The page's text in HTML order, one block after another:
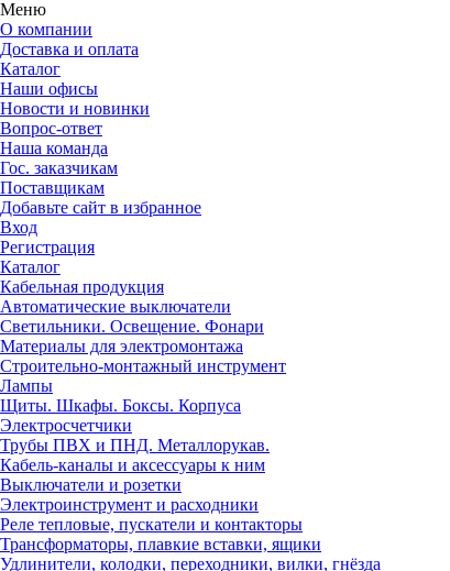
Меню
О компании
Доставка и оплата
Каталог
Наши офисы
Новости и новинки
Вопрос-ответ
Наша команда
Гос. заказчикам
Поставщикам
Добавьте сайт в избранное
Вход
Регистрация
Каталог
Кабельная продукция
Автоматические выключатели
Светильники. Освещение. Фонари
Материалы для электромонтажа
Строительно-монтажный инструмент
Лампы
Щиты. Шкафы. Боксы. Корпуса
Электросчетчики
Трубы ПВХ и ПНД. Металлорукав.
Кабель-каналы и аксессуары к ним
Выключатели и розетки
Электроинструмент и расходники
Реле тепловые, пускатели и контакторы
Трансформаторы, плавкие вставки, ящики
Удлинители, колодки, переходники, вилки, гнёзда